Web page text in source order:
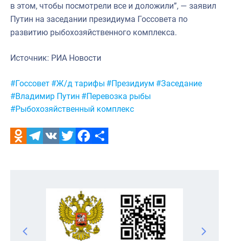
в этом, чтобы посмотрели все и доложили”, — заявил
Путин на заседании президиума Госсовета по
развитию рыбохозяйственного комплекса.
Источник: РИА Новости
Метки:
#Госсовет #Ж/д тарифы #Президиум #Заседание
#Владимир Путин #Перевозка рыбы
#Рыбохозяйственный комплекс